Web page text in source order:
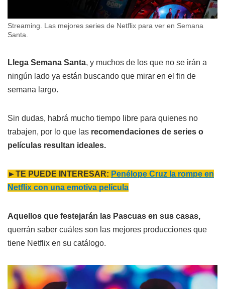
Streaming. Las mejores series de Netflix para ver en Semana
Santa.
Llega Semana Santa, y muchos de los que no se irán a
ningún lado ya están buscando que mirar en el fin de
semana largo.
Sin dudas, habrá mucho tiempo libre para quienes no
trabajen, por lo que las recomendaciones de series o
películas resultan ideales.
►TE PUEDE INTERESAR: Penélope Cruz la rompe en
Netflix con una emotiva película
Aquellos que festejarán las Pascuas en sus casas,
querrán saber cuáles son las mejores producciones que
tiene Netflix en su catálogo.